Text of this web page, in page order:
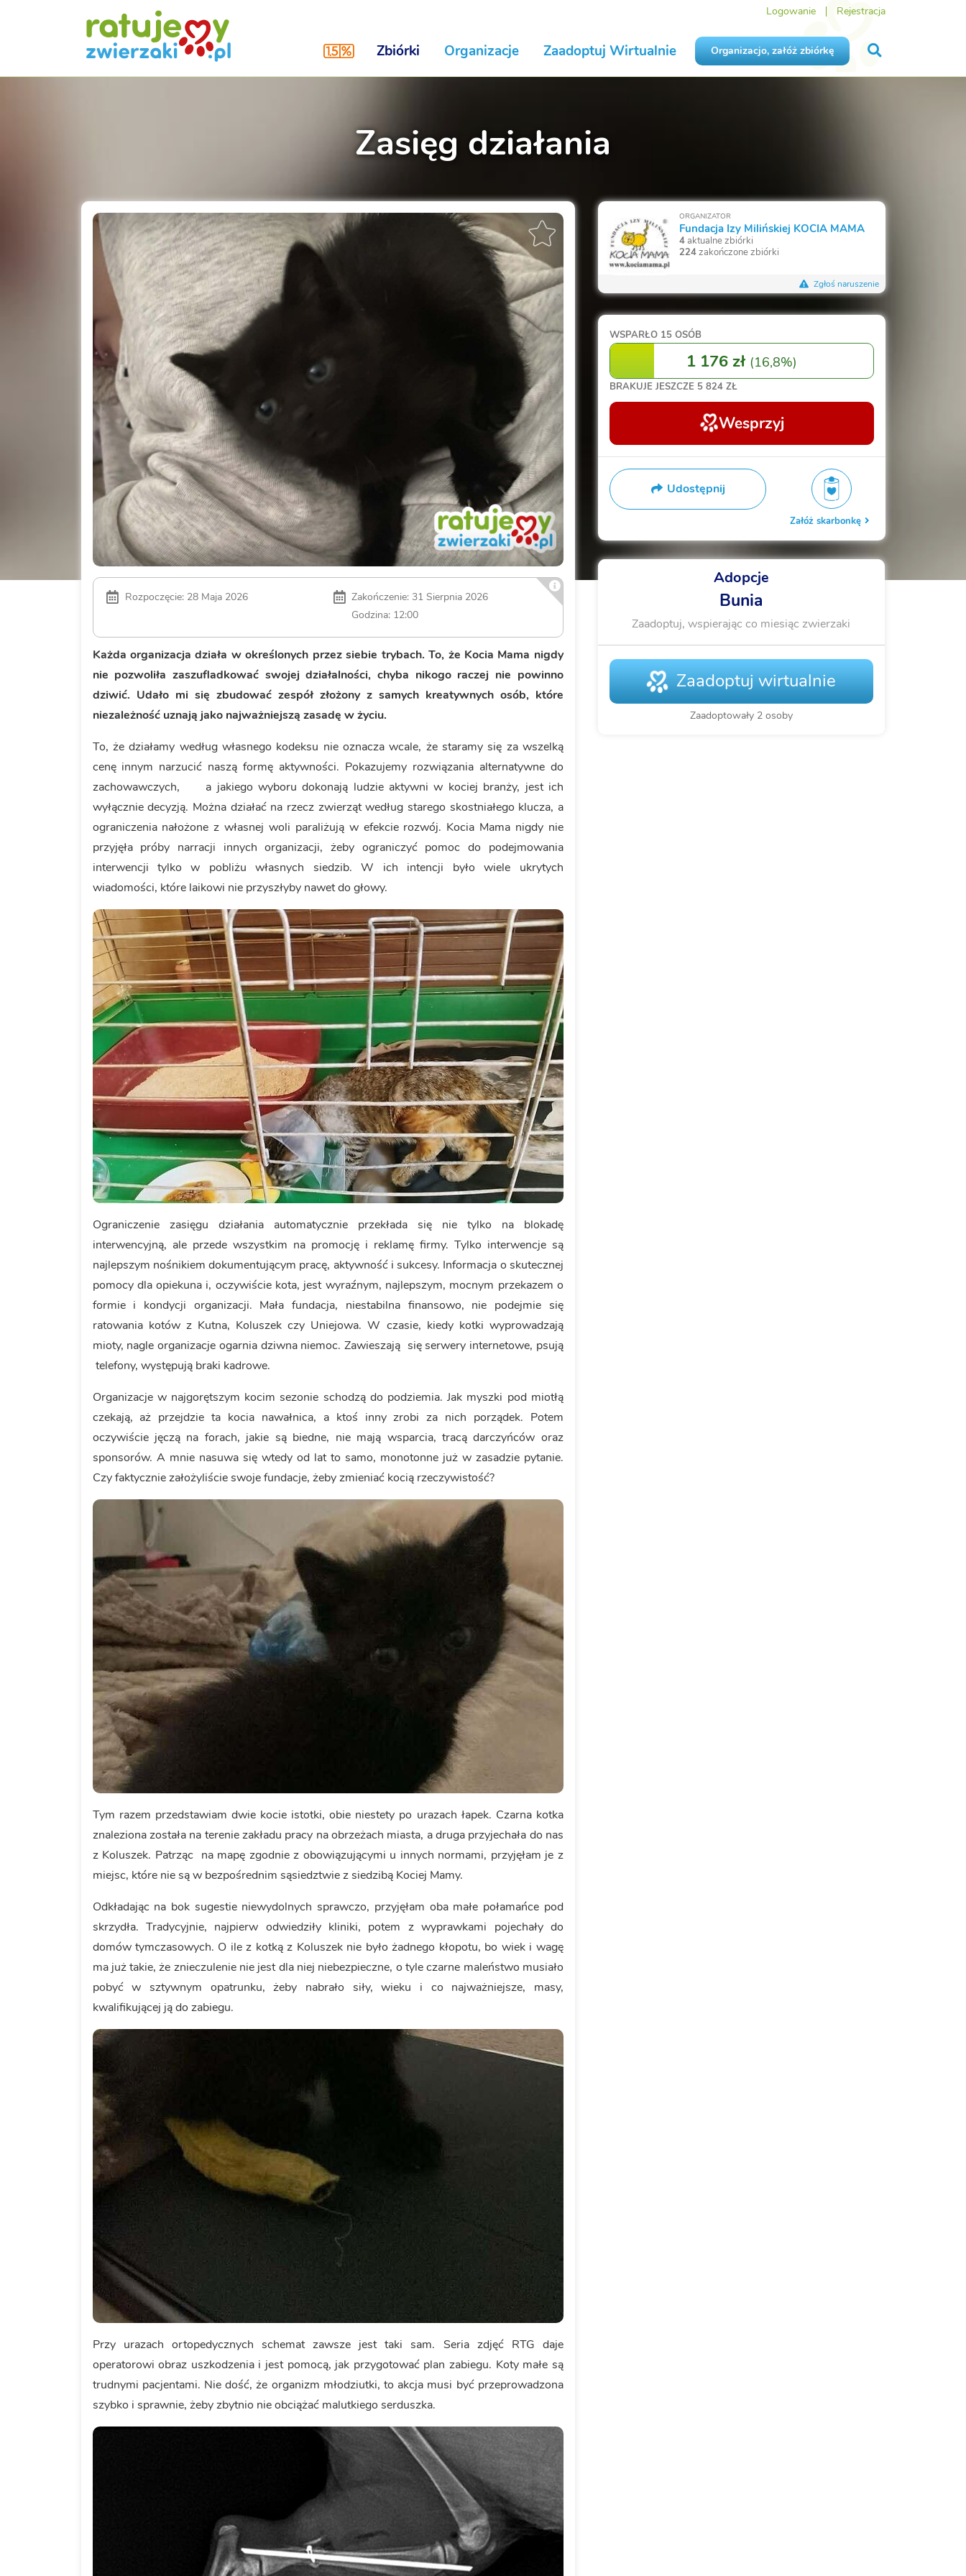
Logowanie Rejestracja
Zbiórki Organizacje Zaadoptuj Wirtualnie Organizacjo, załóż zbiórkę
Zasięg działania
Rozpoczęcie: 28 Maja 2026
Zakończenie: 31 Sierpnia 2026
Godzina: 12:00
Każda organizacja działa w określonych przez siebie trybach. To, że Kocia Mama nigdy
nie pozwoliła zaszufladkować swojej działalności, chyba nikogo raczej nie powinno
dziwić. Udało mi się zbudować zespół złożony z samych kreatywnych osób, które
niezależność uznają jako najważniejszą zasadę w życiu.
To, że działamy według własnego kodeksu nie oznacza wcale, że staramy się za wszelką
cenę innym narzucić naszą formę aktywności. Pokazujemy rozwiązania alternatywne do
zachowawczych, a jakiego wyboru dokonają ludzie aktywni w kociej branży, jest ich
wyłącznie decyzją. Można działać na rzecz zwierząt według starego skostniałego klucza, a
ograniczenia nałożone z własnej woli paraliżują w efekcie rozwój. Kocia Mama nigdy nie
przyjęła próby narracji innych organizacji, żeby ograniczyć pomoc do podejmowania
interwencji tylko w pobliżu własnych siedzib. W ich intencji było wiele ukrytych
wiadomości, które laikowi nie przyszłyby nawet do głowy.
Ograniczenie zasięgu działania automatycznie przekłada się nie tylko na blokadę
interwencyjną, ale przede wszystkim na promocję i reklamę firmy. Tylko interwencje są
najlepszym nośnikiem dokumentującym pracę, aktywność i sukcesy. Informacja o skutecznej
pomocy dla opiekuna i, oczywiście kota, jest wyraźnym, najlepszym, mocnym przekazem o
formie i kondycji organizacji. Mała fundacja, niestabilna finansowo, nie podejmie się
ratowania kotów z Kutna, Koluszek czy Uniejowa. W czasie, kiedy kotki wyprowadzają
mioty, nagle organizacje ogarnia dziwna niemoc. Zawieszają się serwery internetowe, psują
telefony, występują braki kadrowe.
Organizacje w najgorętszym kocim sezonie schodzą do podziemia. Jak myszki pod miotłą
czekają, aż przejdzie ta kocia nawałnica, a ktoś inny zrobi za nich porządek. Potem
oczywiście jęczą na forach, jakie są biedne, nie mają wsparcia, tracą darczyńców oraz
sponsorów. A mnie nasuwa się wtedy od lat to samo, monotonne już w zasadzie pytanie.
Czy faktycznie założyliście swoje fundacje, żeby zmieniać kocią rzeczywistość?
Tym razem przedstawiam dwie kocie istotki, obie niestety po urazach łapek. Czarna kotka
znaleziona została na terenie zakładu pracy na obrzeżach miasta, a druga przyjechała do nas
z Koluszek. Patrząc na mapę zgodnie z obowiązującymi u innych normami, przyjęłam je z
miejsc, które nie są w bezpośrednim sąsiedztwie z siedzibą Kociej Mamy.
Odkładając na bok sugestie niewydolnych sprawczo, przyjęłam oba małe połamańce pod
skrzydła. Tradycyjnie, najpierw odwiedziły kliniki, potem z wyprawkami pojechały do
domów tymczasowych. O ile z kotką z Koluszek nie było żadnego kłopotu, bo wiek i wagę
ma już takie, że znieczulenie nie jest dla niej niebezpieczne, o tyle czarne maleństwo musiało
pobyć w sztywnym opatrunku, żeby nabrało siły, wieku i co najważniejsze, masy,
kwalifikującej ją do zabiegu.
Przy urazach ortopedycznych schemat zawsze jest taki sam. Seria zdjęć RTG daje
operatorowi obraz uszkodzenia i jest pomocą, jak przygotować plan zabiegu. Koty małe są
trudnymi pacjentami. Nie dość, że organizm młodziutki, to akcja musi być przeprowadzona
szybko i sprawnie, żeby zbytnio nie obciążać malutkiego serduszka.
ORGANIZATOR
Fundacja Izy Milińskiej KOCIA MAMA
4aktualne zbiórki
224zakończone zbiórki
Zgłoś naruszenie
WSPARŁO 15 OSÓB
1 176 zł (16,8%)
BRAKUJE JESZCZE 5 824 ZŁ
Wesprzyj
Udostępnij
Załóż skarbonkę
Adopcje
Bunia
Zaadoptuj, wspierając co miesiąc zwierzaki
Zaadoptuj wirtualnie
Zaadoptowały 2 osoby